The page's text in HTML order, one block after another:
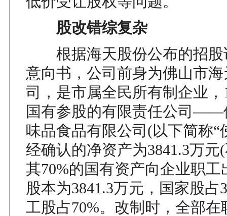
股改错综复杂
根据海天股份公布的招股
意向书，公司前身为佛山市
司，是市属全民所有制企业，
国有参股的有限责任公司——
味品食品有限公司(以下简称“
经确认的净资产为3841.3万元
其70%的国有资产向企业职工
股本为3841.3万元，国家股占
工股占70%。改制时，全部在